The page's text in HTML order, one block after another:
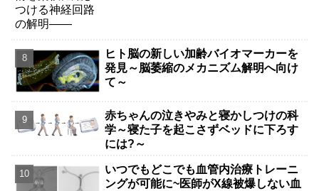
ヒト脳の新しい加齢バイオマーカーを
発見～脳萎縮のメカニズム解明へ向け
て～
赤ちゃんの泣きやみと寝かしつけの科
学～寝た子を起こさずベッドに下ろす
には?～
いつでもどこでも血管内治療トレーニ
ングが可能に~医師がX線被爆しない血